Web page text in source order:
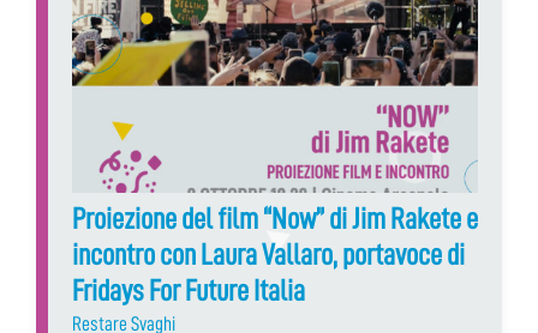
Proiezione del film “Now” di Jim Rakete e
incontro con Laura Vallaro, portavoce di
Fridays For Future Italia
Restare Svaghi